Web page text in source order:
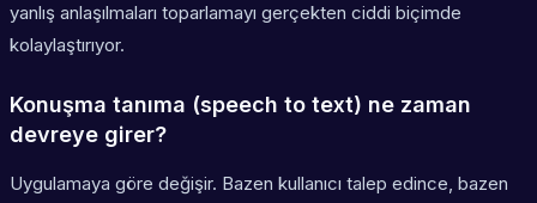
yanlış anlaşılmaları toparlamayı gerçekten ciddi biçimde
kolaylaştırıyor.
Konuşma tanıma (speech to text) ne zaman
devreye girer?
Uygulamaya göre değişir. Bazen kullanıcı talep edince, bazen